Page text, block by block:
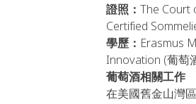
證照： The Court
Certified
學歷： Erasmus
Innovation (葡萄
葡萄酒相關工作
在美國舊金山灣